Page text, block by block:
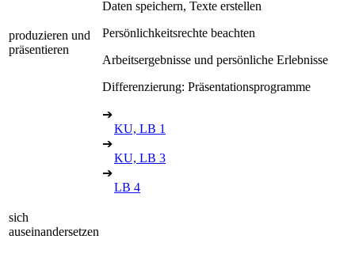
produzieren und
präsentieren
Daten speichern, Texte erstellen
Persönlichkeitsrechte beachten
Arbeitsergebnisse und persönliche Erlebnisse
Differenzierung: Präsentationsprogramme
➔
KU, LB 1
➔
KU, LB 3
➔
LB 4
sich
auseinandersetzen